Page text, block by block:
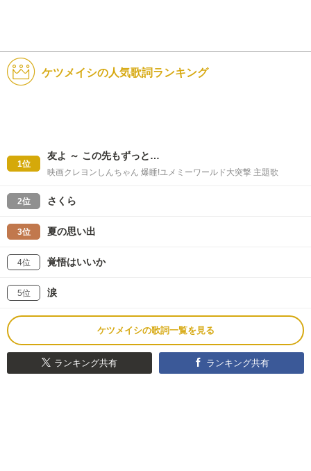
ケツメイシの人気歌詞ランキング
1位
友よ ～ この先もずっと…
映画クレヨンしんちゃん 爆睡!ユメミーワールド大突撃 主題歌
2位 さくら
3位 夏の思い出
4位 覚悟はいいか
5位 涙
ケツメイシの歌詞一覧を見る
ランキング共有 ランキング共有